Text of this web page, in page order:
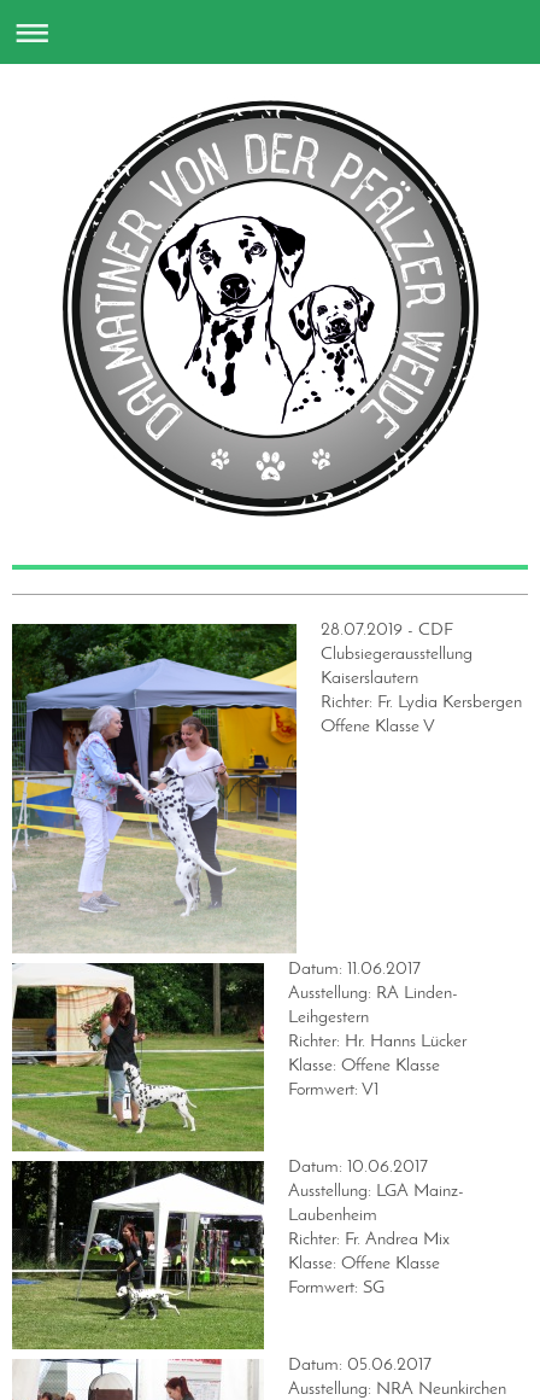
28.07.2019 - CDF
Clubsiegerausstellung
Kaiserslautern
Richter: Fr. Lydia Kersbergen
Offene Klasse V
Datum: 11.06.2017
Ausstellung: RA Linden-
Leihgestern
Richter: Hr. Hanns Lücker
Klasse: Offene Klasse
Formwert: V1
Datum: 10.06.2017
Ausstellung: LGA Mainz-
Laubenheim
Richter: Fr. Andrea Mix
Klasse: Offene Klasse
Formwert: SG
Datum: 05.06.2017
Ausstellung: NRA Neunkirchen